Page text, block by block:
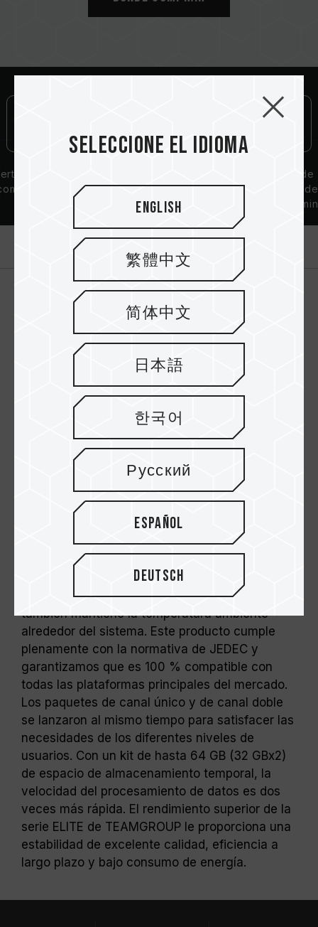
causar inestabilidad en el sistema o fallo en
El estado del controlador de memoria (IMC)
de la CPU y la versión de la BIOS de la placa
funcionamiento de la memoria.
depende de la configuración del BIOS y de
la compatibilidad con la tarjeta madre y el
Si XMP 2.0 (Intel) no está activado, la
memoria funcionará con la frecuencia
predeterminada del SPD (estándar JEDEC),
como DDR4-2133/2400 o inferior. Esto es
normal y no indica un defecto del producto.
Para alcanzar frecuencias superiores, el
usuario debe activar manualmente XMP 2.0.
Algunas tarjetas madre pueden no alcanzar
la frecuencia indicada debido a las
características del sistema.
El overclocking (incluida la activación de
XMP 2.0) no está cubierto por el estándar
JEDEC y puede afectar la estabilidad del
sistema. Si se presentan fallos, restablezca
los valores predeterminados del BIOS.
La frecuencia indicada en el módulo
representa su capacidad máxima, pero no
todos los sistemas podrán alcanzarla.
Antes de realizar overclocking, asegúrese
de que su tarjeta madre y procesador sean
compatibles con XMP 2.0; de lo contrario, la
memoria podría no operar a la velocidad
Los módulos de memoria TEAMGROUP han
sido sometidos a pruebas bajo condiciones
de voltaje estándar. Para problemas
relacionados con el procesador o la tarjeta
madre, comuníquese con el soporte técnico
del fabricante correspondiente.
de
vida
Solución de
disipación de
calor de
La calidad como principio
fundamental
La serie ELITE de TEAMGROUP lanzó un nuevo
producto de módulo de memoria DDR4, con un
voltaje de funcionamiento de solo 1,2 V, lo que
permite ahorrar mucho consumo de energía.
Reduce el calor que genera el producto en sí y
también mantiene la temperatura ambiente
alrededor del sistema. Este producto cumple
plenamente con la normativa de JEDEC y
garantizamos que es 100 % compatible con
todas las plataformas principales del mercado.
Los paquetes de canal único y de canal doble
se lanzaron al mismo tiempo para satisfacer las
necesidades de los diferentes niveles de
usuarios. Con un kit de hasta 64 GB (32 GBx2)
de espacio de almacenamiento temporal, la
velocidad del procesamiento de datos es dos
veces más rápida. El rendimiento superior de la
serie ELITE de TEAMGROUP le proporciona una
estabilidad de excelente calidad, eficiencia a
largo plazo y bajo consumo de energía.
Seleccione el idioma
English
繁體中文
简体中文
日本語
한국어
Русский
Español
Deutsch